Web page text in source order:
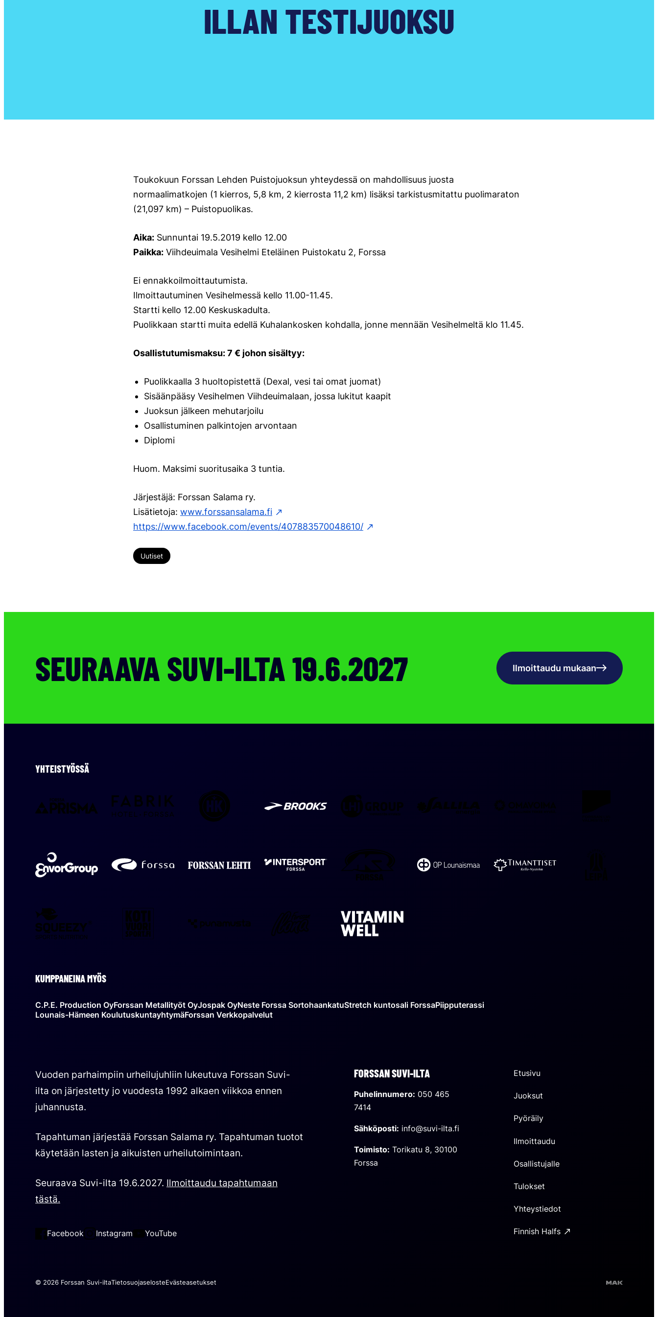
ILLAN TESTIJUOKSU
Toukokuun Forssan Lehden Puistojuoksun yhteydessä on mahdollisuus juosta
normaalimatkojen (1 kierros, 5,8 km, 2 kierrosta 11,2 km) lisäksi tarkistusmitattu puolimaraton
(21,097 km) – Puistopuolikas.
Aika: Sunnuntai 19.5.2019 kello 12.00
Paikka: Viihdeuimala Vesihelmi Eteläinen Puistokatu 2, Forssa
Ei ennakkoilmoittautumista.
Ilmoittautuminen Vesihelmessä kello 11.00-11.45.
Startti kello 12.00 Keskuskadulta.
Puolikkaan startti muita edellä Kuhalankosken kohdalla, jonne mennään Vesihelmeltä klo 11.45.
Osallistutumismaksu: 7 € johon sisältyy:
Puolikkaalla 3 huoltopistettä (Dexal, vesi tai omat juomat)
Sisäänpääsy Vesihelmen Viihdeuimalaan, jossa lukitut kaapit
Juoksun jälkeen mehutarjoilu
Osallistuminen palkintojen arvontaan
Diplomi
Huom. Maksimi suoritusaika 3 tuntia.
Järjestäjä: Forssan Salama ry.
Lisätietoja: www.forssansalama.fi
https://www.facebook.com/events/407883570048610/
Uutiset
SEURAAVA SUVI-ILTA 19.6.2027 Ilmoittaudu mukaan
YHTEISTYÖSSÄ
Prisma
Forssa
Fabrik
Brooks
Group
Energia
Group
Forssan
Forssan
Intersport
Forssa
OP
Timanttiset
Punamusta
Forssan
Vitamin
KUMPPANEINA MYÖS
C.P.E. Production OyForssan Metallityöt OyJospak OyNeste Forssa SortohaankatuStretch kuntosali ForssaPiipputerassi
Lounais-Hämeen KoulutuskuntayhtymäForssan Verkkopalvelut
Vuoden parhaimpiin urheilujuhliin lukeutuva Forssan Suvi-
ilta on järjestetty jo vuodesta 1992 alkaen viikkoa ennen
juhannusta.
Tapahtuman järjestää Forssan Salama ry. Tapahtuman tuotot
käytetään lasten ja aikuisten urheilutoimintaan.
Seuraava Suvi-ilta 19.6.2027. Ilmoittaudu tapahtumaan
tästä.
Facebook Instagram YouTube
FORSSAN SUVI-ILTA
Puhelinnumero: 050 465
7414
Sähköposti: info@suvi-ilta.fi
Toimisto: Torikatu 8, 30100
Forssa
Etusivu
Juoksut
Pyöräily
Ilmoittaudu
Osallistujalle
Tulokset
Yhteystiedot
Finnish Halfs
© 2026 Forssan Suvi-iltaTietosuojaselosteEvästeasetukset